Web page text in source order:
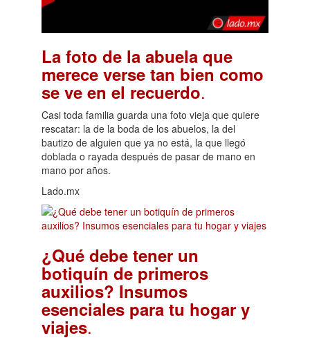
La foto de la abuela que
merece verse tan bien como
se ve en el recuerdo.
Casi toda familia guarda una foto vieja que quiere
rescatar: la de la boda de los abuelos, la del
bautizo de alguien que ya no está, la que llegó
doblada o rayada después de pasar de mano en
mano por años.
Lado.mx
¿Qué debe tener un
botiquín de primeros
auxilios? Insumos
esenciales para tu hogar y
viajes.